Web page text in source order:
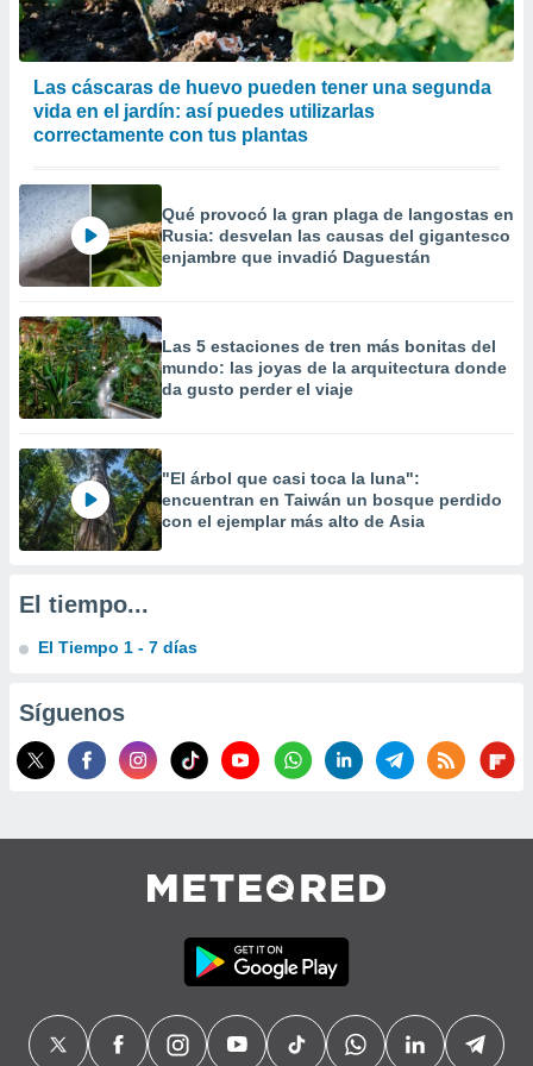
e
mediante
publicidad
de
1199
Las cáscaras de huevo pueden tener una segunda
vida en el jardín: así puedes utilizarlas
correctamente con tus plantas
Qué provocó la gran plaga de langostas en
Rusia: desvelan las causas del gigantesco
enjambre que invadió Daguestán
Las 5 estaciones de tren más bonitas del
mundo: las joyas de la arquitectura donde
da gusto perder el viaje
"El árbol que casi toca la luna":
encuentran en Taiwán un bosque perdido
con el ejemplar más alto de Asia
El tiempo...
El Tiempo 1 - 7 días
Síguenos